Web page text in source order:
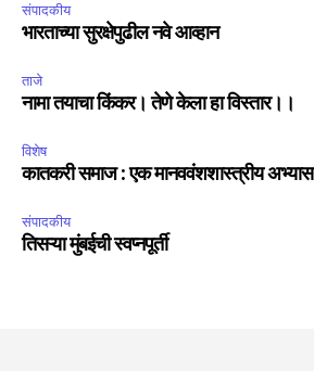
संपादकीय
भारताच्या सुरक्षेपुढील नवे आव्हान
ताजे
नामा तयाचा किंकर। तेणे केला हा विस्तार।।
विशेष
कातकरी समाज : एक मानववंशशास्त्रीय अभ्यास
संपादकीय
तिसऱ्या मुंबईची स्वप्नपूर्ती